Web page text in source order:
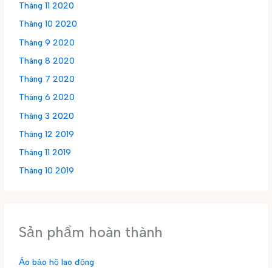
Tháng 11 2020
Tháng 10 2020
Tháng 9 2020
Tháng 8 2020
Tháng 7 2020
Tháng 6 2020
Tháng 3 2020
Tháng 12 2019
Tháng 11 2019
Tháng 10 2019
Sản phẩm hoàn thành
Áo bảo hộ lao động